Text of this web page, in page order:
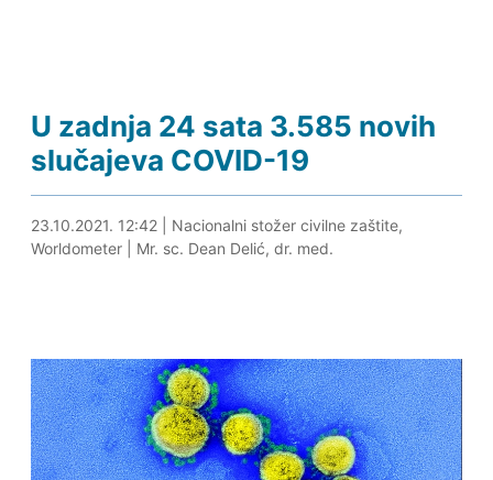
U zadnja 24 sata 3.585 novih
slučajeva COVID-19
23.10.2021. 12:49
23.10.2021. 12:42| Nacionalni stožer civilne zaštite,
Worldometer| Mr. sc. Dean Delić, dr. med.